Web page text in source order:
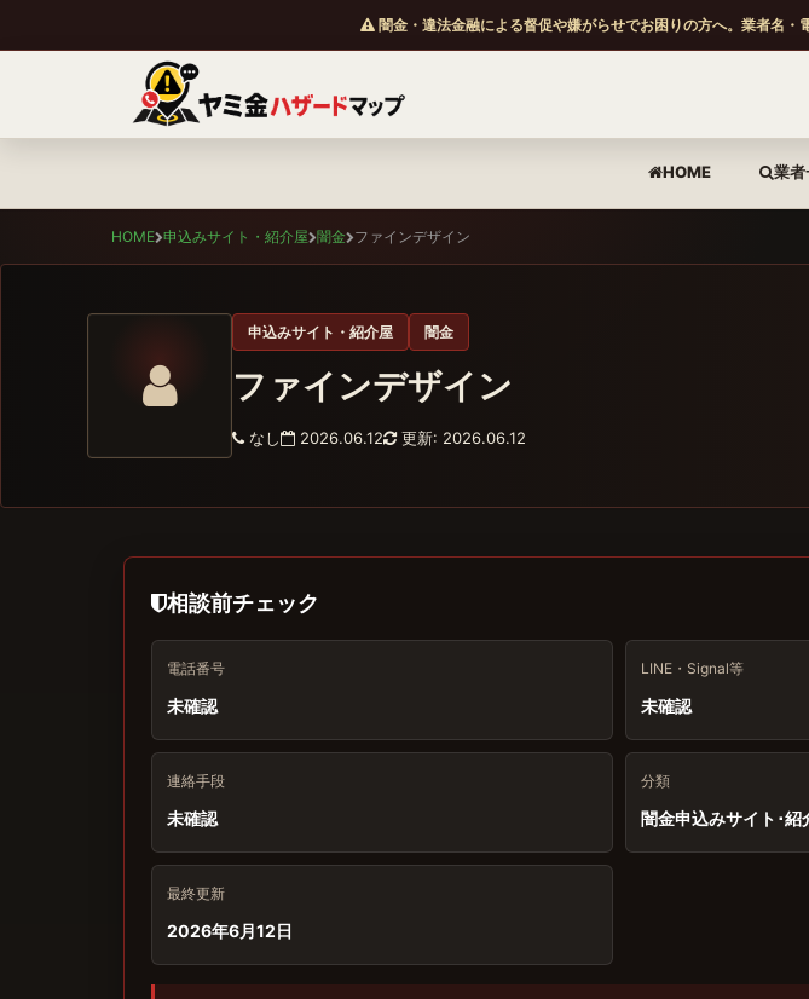
闇金・違法金融による督促や嫌がらせでお困りの方へ。業者名・
HOME 業者
HOME 申込みサイト・紹介屋 闇金 ファインデザイン
申込みサイト・紹介屋 闇金
ファインデザイン
なし 2026.06.12 更新: 2026.06.12
相談前チェック
電話番号
未確認
LINE・Signal等
未確認
連絡手段
未確認
分類
闇金申込みサイト･紹
最終更新
2026年6月12日